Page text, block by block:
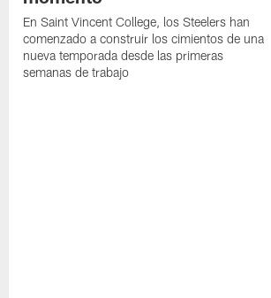
En Saint Vincent College, los Steelers han
comenzado a construir los cimientos de una
nueva temporada desde las primeras
semanas de trabajo